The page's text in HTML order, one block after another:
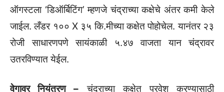
ऑगस्टला ‘डिऑर्बिटिंग’ म्हणजे चंद्राच्या कक्षेचे अंतर कमी केले
जाईल. लँडर १०० X ३५ कि.मीच्या कक्षेत पोहोचेल. यानंतर २३
रोजी साधारणपणे सायंकाळी ५.४७ वाजता यान चंद्रावर
उतरविण्यात येईल.
वेगावर नियंत्रण – चंद्राच्या कक्षेत प्रवेश करण्यासाठी